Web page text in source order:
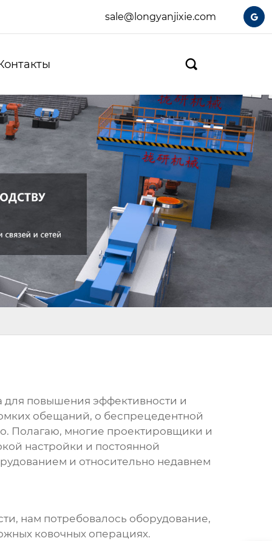
sale@longyanjixie.com 

для повышения эффективности и
обещаний, о беспрецедентной
Полагаю, многие проектировщики и
настройки и постоянной
и относительно недавнем
нам потребовалось оборудование,
ковочных операциях.